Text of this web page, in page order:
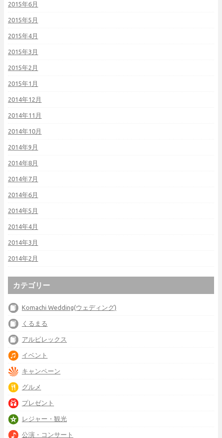
2015年6月
2015年5月
2015年4月
2015年3月
2015年2月
2015年1月
2014年12月
2014年11月
2014年10月
2014年9月
2014年8月
2014年7月
2014年6月
2014年5月
2014年4月
2014年3月
2014年2月
カテゴリー
Komachi Wedding(ウェディング)
くるまる
アルビレックス
イベント
キャンペーン
グルメ
プレゼント
レジャー・観光
公演・コンサート